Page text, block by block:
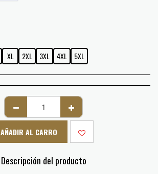
XL 2XL 3XL 4XL 5XL
AÑADIR AL CARRO
Descripción del producto